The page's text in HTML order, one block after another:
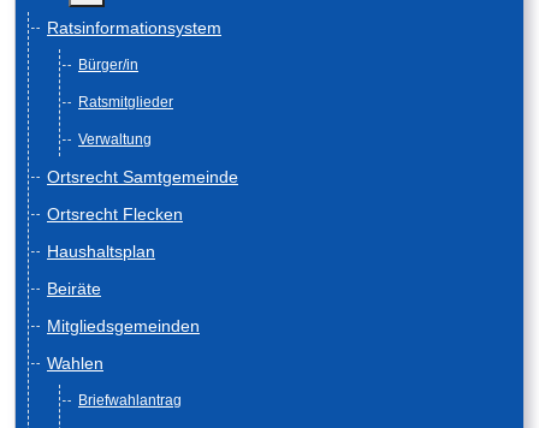
Ratsinformationsystem
Bürger/in
Ratsmitglieder
Verwaltung
Ortsrecht Samtgemeinde
Ortsrecht Flecken
Haushaltsplan
Beiräte
Mitgliedsgemeinden
Wahlen
Briefwahlantrag